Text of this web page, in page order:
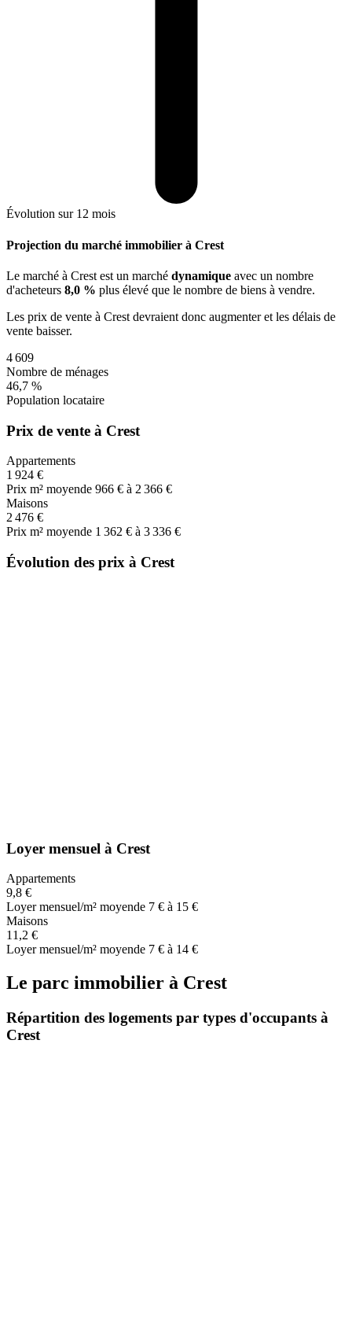
Évolution sur 12 mois
Projection du marché immobilier à Crest
Le marché à Crest est un marché dynamique avec un nombre
d'acheteurs 8,0 % plus élevé que le nombre de biens à vendre.
Les prix de vente à Crest devraient donc augmenteret les délais de
vente baisser.
4 609
Nombre de ménages
46,7 %
Population locataire
Prix de vente à Crest
Appartements
1 924 €
Prix m² moyende 966 € à 2 366 €
Maisons
2 476 €
Prix m² moyende 1 362 € à 3 336 €
Évolution des prix à Crest
Loyer mensuel à Crest
Appartements
9,8 €
Loyer mensuel/m² moyende 7 € à 15 €
Maisons
11,2 €
Loyer mensuel/m² moyende 7 € à 14 €
Le parc immobilier à Crest
Répartition des logements par types d'occupants à
Crest